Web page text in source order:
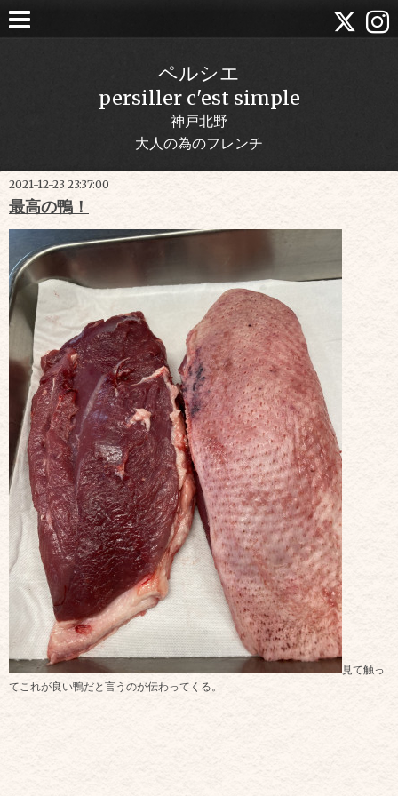
ペルシエ
persiller c'est simple
神戸北野
大人の為のフレンチ
2021-12-23 23:37:00
最高の鴨！
見て触っ
てこれが良い鴨だと言うのが伝わってくる。